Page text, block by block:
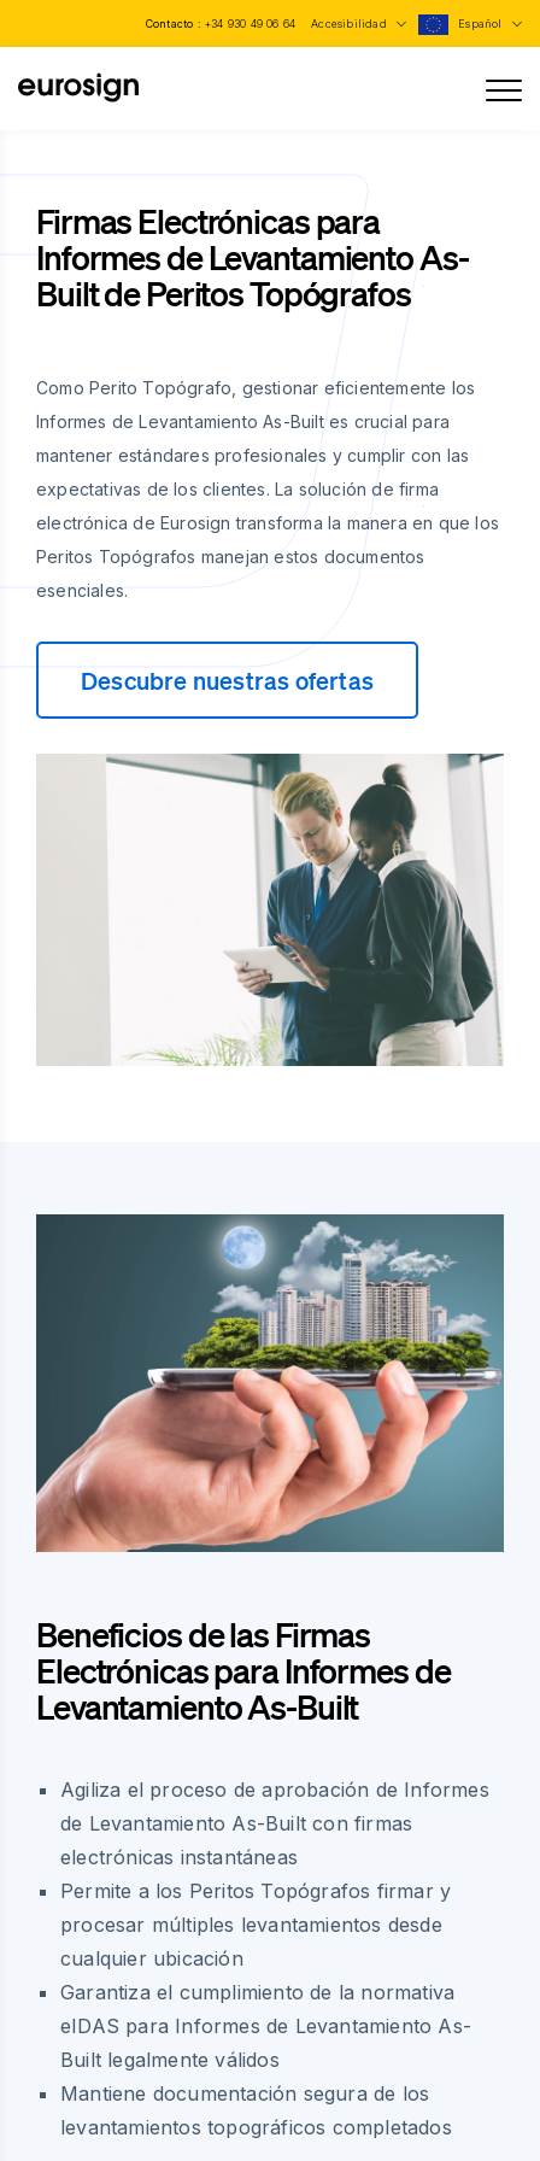
Contacto : +34 930 49 06 64 Accesibilidad Español
Firmas Electrónicas para
Informes de Levantamiento As-
Built de Peritos Topógrafos
Como Perito Topógrafo, gestionar eficientemente los
Informes de Levantamiento As-Built es crucial para
mantener estándares profesionales y cumplir con las
expectativas de los clientes. La solución de firma
electrónica de Eurosign transforma la manera en que los
Peritos Topógrafos manejan estos documentos
esenciales.
Descubre nuestras ofertas
Beneficios de las Firmas
Electrónicas para Informes de
Levantamiento As-Built
Agiliza el proceso de aprobación de Informes
de Levantamiento As-Built con firmas
electrónicas instantáneas
Permite a los Peritos Topógrafos firmar y
procesar múltiples levantamientos desde
cualquier ubicación
Garantiza el cumplimiento de la normativa
eIDAS para Informes de Levantamiento As-
Built legalmente válidos
Mantiene documentación segura de los
levantamientos topográficos completados